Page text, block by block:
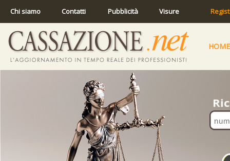
Chi siamo Contatti Pubblicità Visure
HOME